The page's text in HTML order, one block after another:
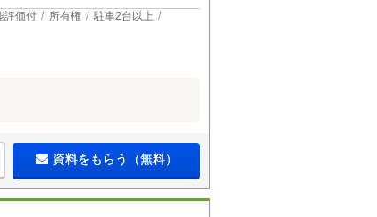
評価付 所有権
駐車2台以上
資料をもらう（無料）